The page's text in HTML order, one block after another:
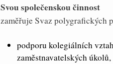
Svou společenskou činnost
zaměřuje Svaz polygrafických
podporu kolegiálních
zaměstnavatelských úkolů,